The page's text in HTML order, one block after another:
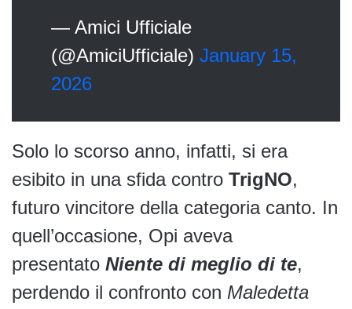
— Amici Ufficiale
(@AmiciUfficiale) January 15,
2026
Solo lo scorso anno, infatti, si era
esibito in una sfida contro TrigNO,
futuro vincitore della categoria canto. In
quell’occasione, Opi aveva
presentato Niente di meglio di te,
perdendo il confronto con Maledetta